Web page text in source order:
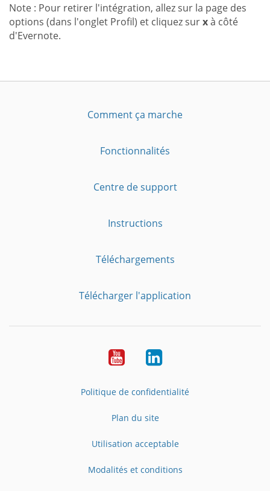
Note : Pour retirer l'intégration, allez sur la page des
options (dans l'onglet Profil) et cliquez surxà côté
d'Evernote.
Comment ça marche
Fonctionnalités
Centre de support
Instructions
Téléchargements
Télécharger l'application
YouTubeLinkedIn
Politique de confidentialité
Plan du site
Utilisation acceptable
Modalités et conditions